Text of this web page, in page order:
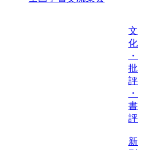
文
化
・
批
評
・
書
評
新